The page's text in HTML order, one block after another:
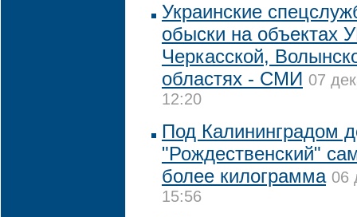
Украинские
обыски на объектах
Черкасской,
областях - СМИ 07
12:20
Под Калининградом
"Рождественский"
более килограмма 06
15:56